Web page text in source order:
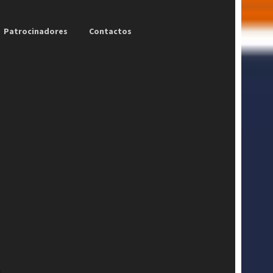
Patrocinadores Contactos